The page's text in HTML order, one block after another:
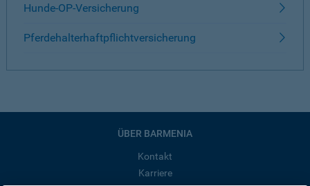
Hunde-OP-Versicherung
Pferdehalterhaftpflichtversicherung
ÜBER BARMENIA
Kontakt
Karriere